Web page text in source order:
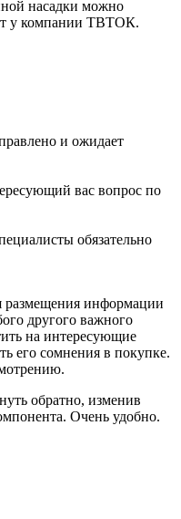
насадки можно
у компании ТВТОК.
и ожидает
вас вопрос по
обязательно
размещения информации
другого важного
на интересующие
его сомнения в покупке.
обратно, изменив
Очень удобно.